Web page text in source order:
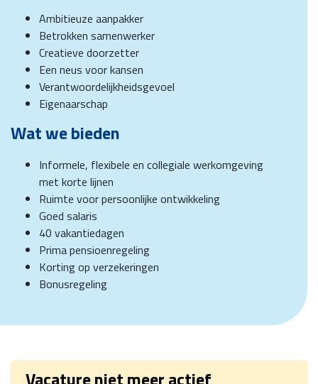
Ambitieuze aanpakker
Betrokken samenwerker
Creatieve doorzetter
Een neus voor kansen
Verantwoordelijkheidsgevoel
Eigenaarschap
Wat we bieden
Informele, flexibele en collegiale werkomgeving
met korte lijnen
Ruimte voor persoonlijke ontwikkeling
Goed salaris
40 vakantiedagen
Prima pensioenregeling
Korting op verzekeringen
Bonusregeling